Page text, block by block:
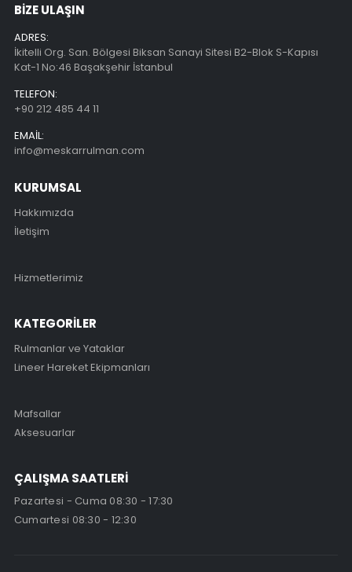
BİZE ULAŞIN
ADRES:
İkitelli Org. San. Bölgesi Biksan Sanayi Sitesi B2-Blok S-Kapısı
Kat-1 No:46 Başakşehir İstanbul
TELEFON:
+90 212 485 44 11
EMAIL:
info@meskarrulman.com
KURUMSAL
Hakkımızda
İletişim
Hizmetlerimiz
KATEGORİLER
Rulmanlar ve Yataklar
Lineer Hareket Ekipmanları
Mafsallar
Aksesuarlar
ÇALIŞMA SAATLERİ
Pazartesi - Cuma 08:30 - 17:30
Cumartesi 08:30 - 12:30